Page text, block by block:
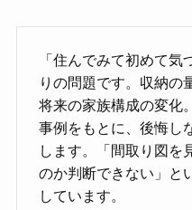
「住んでみて初めて
りの問題です。収納の
将来の家族構成の変化
事例をもとに、後悔し
します。「間取り図を
のか判断できない」と
しています。